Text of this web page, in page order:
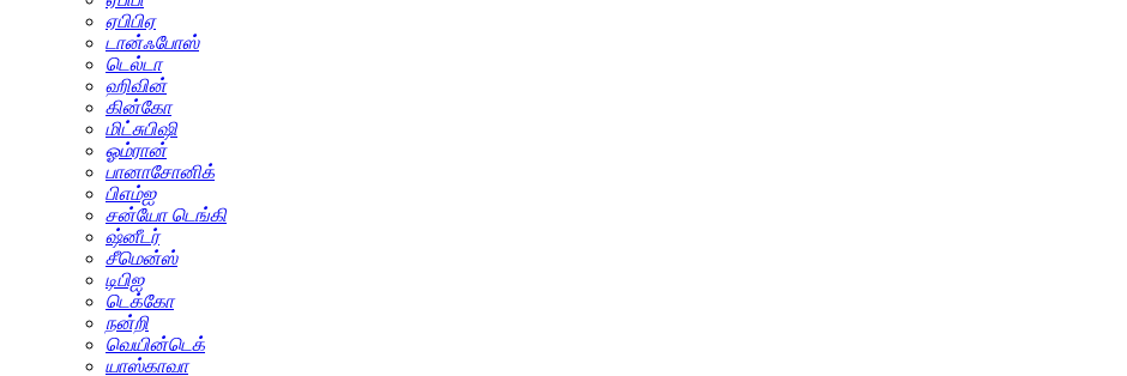
ஏபிபிஏ
டான்ஃபோஸ்
டெல்டா
ஹிவின்
கின்கோ
மிட்சுபிஷி
ஓம்ரான்
பானாசோனிக்
பிஎம்ஐ
சன்யோ டெங்கி
ஷ்னீடர்
சீமென்ஸ்
டிபிஐ
டெக்கோ
நன்றி
வெயின்டெக்
யாஸ்காவா